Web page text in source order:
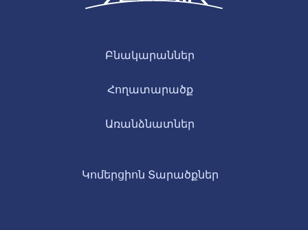
Բնակարաններ
Հողատարածք
Առանձնատներ
Կոմերցիոն Տարածքներ